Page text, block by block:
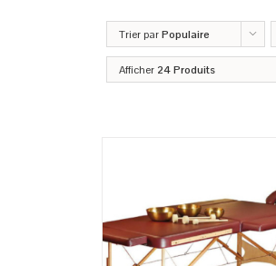
Trier parPopulaire
Afficher 24 Produits